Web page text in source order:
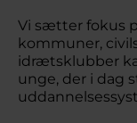
Vi sætter fokus
kommuner,
idrætsklubber
unge, der i dag